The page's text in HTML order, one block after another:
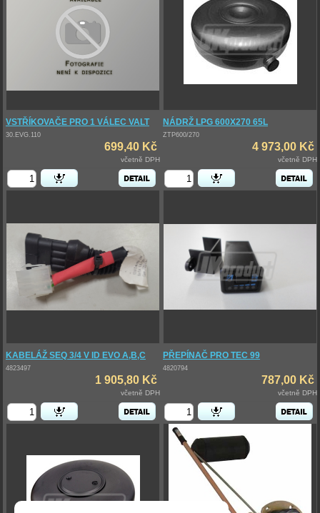
VSTŘÍKOVAČE PRO 1 VÁLEC VALT
30.EVG.110
699,40 Kč
včetně DPH
NÁDRŽ LPG 600X270 65L
ZTP600/270
4 973,00 Kč
včetně DPH
KABELÁŽ SEQ 3/4 V ID EVO A,B,C
4823497
1 905,80 Kč
včetně DPH
PŘEPÍNAČ PRO TEC 99
4820794
787,00 Kč
včetně DPH